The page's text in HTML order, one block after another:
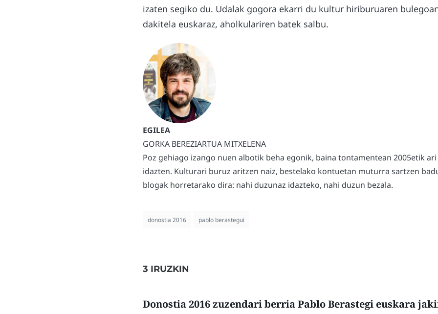
izaten segiko du. Udalak gogora ekarri du kultur hiriburuaren
dakitela euskaraz, aholkulariren batek salbu.
GORKA BEREZIARTUA MITXELENA
Poz gehiago izango nuen albotik beha egonik, baina tontamentean 2005etik
idazten. Kulturari buruz aritzen naiz, bestelako kontuetan muturra sartzen
blogak horretarako dira: nahi duzunaz idazteko, nahi duzun bezala.
donostia 2016 pablo berastegui
3 IRUZKIN
Donostia 2016 zuzendari berria Pablo Berastegi euskara